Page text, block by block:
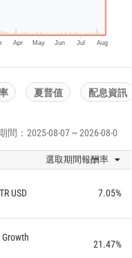
Apr May Jun Jul Aug
夏普值 配息資訊
間：2025-08-07 ~ 2026-08-07
選取期間報酬率
USD 7.05%
21.47%